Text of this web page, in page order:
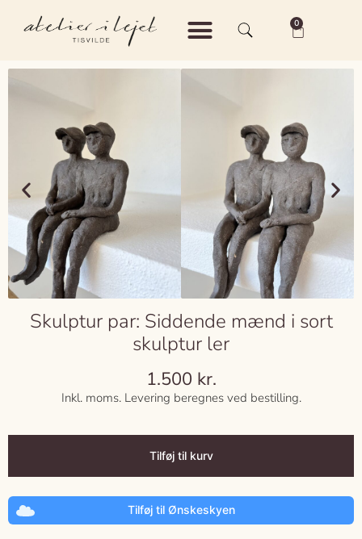
0
Skulptur par: Siddende mænd i sort
skulptur ler
1.500 kr.
Inkl. moms. Levering beregnes ved bestilling.
Tilføj til kurv
Tilføj til Ønskeskyen